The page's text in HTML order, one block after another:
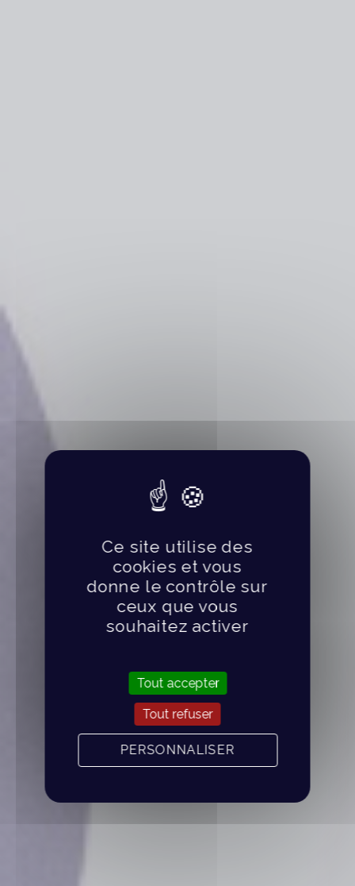
Ce site utilise des
cookies et vous
donne le contrôle sur
ceux que vous
souhaitez activer
Tout accepter
Tout refuser
PERSONNALISER